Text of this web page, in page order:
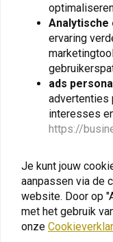
Gotenburgweg
Analytische
ervaring
ads
advertenties
interesses
https://
Je kunt jouw
aanpassen via de
website. Door op
met het gebruik
onze